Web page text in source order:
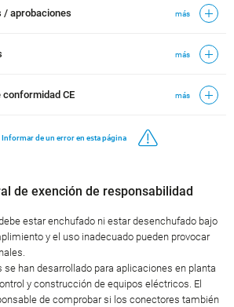
/ aprobaciones más
más
CE más
Informar de un error en esta página
de exención de responsabilidad
estar enchufado ni estar desenchufado bajo
y el uso inadecuado pueden provocar
se han desarrollado para aplicaciones en planta
y construcción de equipos eléctricos. El
de comprobar si los conectores también